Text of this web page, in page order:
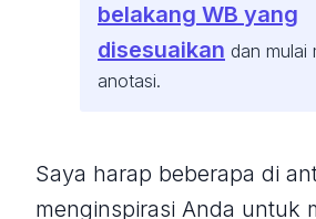
belakang WB yang
disesuaikan dan mulai
anotasi.
Saya harap beberapa di
menginspirasi Anda untuk